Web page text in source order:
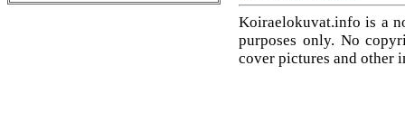
Koiraelokuvat.info is a
purposes only. No
cover pictures and other